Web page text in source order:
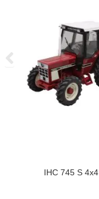
IHC 745 S 4x4